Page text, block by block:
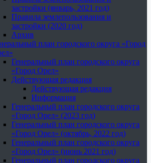
застройки (январь, 2021 год)
Правила землепользования и
застройки (2020 год)
Архив
план городского округа «Город
Генеральный план городского округа
«Город Орел»
Действующая редакция
Действующая редакция
Информация
Генеральный план городского округа
«Город Орел» (2023 год)
Генеральный план городского округа
«Город Орел» (октябрь, 2022 год)
Генеральный план городского округа
«Город Орел» (июнь 2021 год)
Генеральный план городского округа